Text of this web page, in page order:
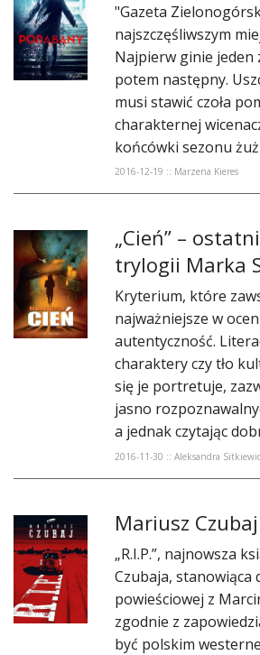
"Gazeta
najszczęśliwszym
Najpierw ginie jeden
potem następny.
musi stawić czoła
charakternej
końcówki sezonu
2016-12-19 :: Marzena Kieres
„Cień” –
trylogii Marka
Kryterium, które
najważniejsze w
autentyczność.
charaktery czy tło
się je portretuje,
jasno
a jednak czytając
2016-11-30 :: Aleksandra
Mariusz
„R.I.P.”, najnowsza
Czubaja, stanowiąca
powieściowej z
zgodnie z
być polskim